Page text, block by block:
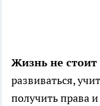
Жизнь не стоит
развиваться,
получить права